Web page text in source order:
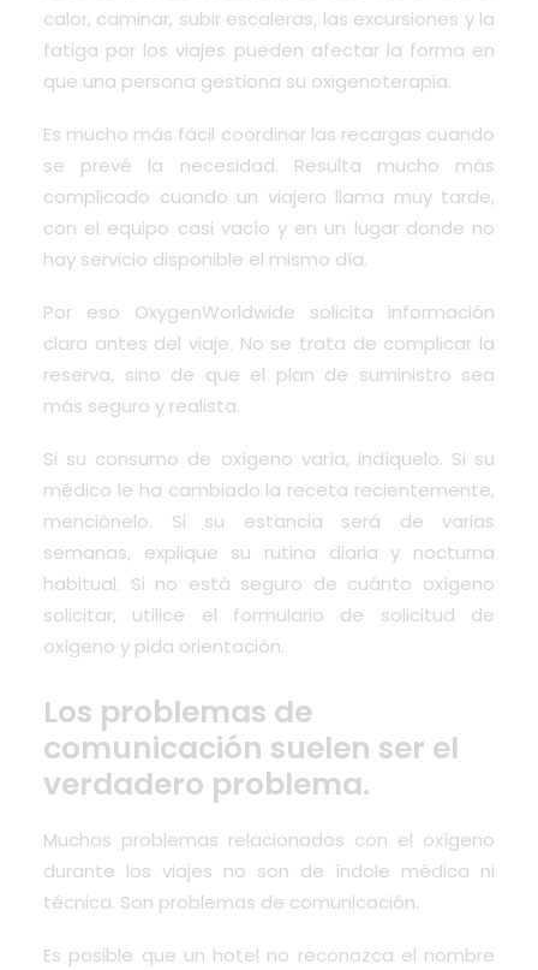
calor, caminar, subir escaleras, las excursiones y la
fatiga por los viajes pueden afectar la forma en
que una persona gestiona su oxigenoterapia.
Es mucho más fácil coordinar las recargas cuando
se prevé la necesidad. Resulta mucho más
complicado cuando un viajero llama muy tarde,
con el equipo casi vacío y en un lugar donde no
hay servicio disponible el mismo día.
Por eso OxygenWorldwide solicita información
clara antes del viaje. No se trata de complicar la
reserva, sino de que el plan de suministro sea
más seguro y realista.
Si su consumo de oxígeno varía, indíquelo. Si su
médico le ha cambiado la receta recientemente,
menciónelo. Si su estancia será de varias
semanas, explique su rutina diaria y nocturna
habitual. Si no está seguro de cuánto oxígeno
solicitar, utilice el formulario de solicitud de
oxígeno y pida orientación.
Los problemas de
comunicación suelen ser el
verdadero problema.
Muchos problemas relacionados con el oxígeno
durante los viajes no son de índole médica ni
técnica. Son problemas de comunicación.
Es posible que un hotel no reconozca el nombre